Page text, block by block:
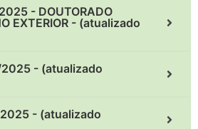
- DOUTORADO
EXTERIOR - (atualizado
2025 - (atualizado
- (atualizado